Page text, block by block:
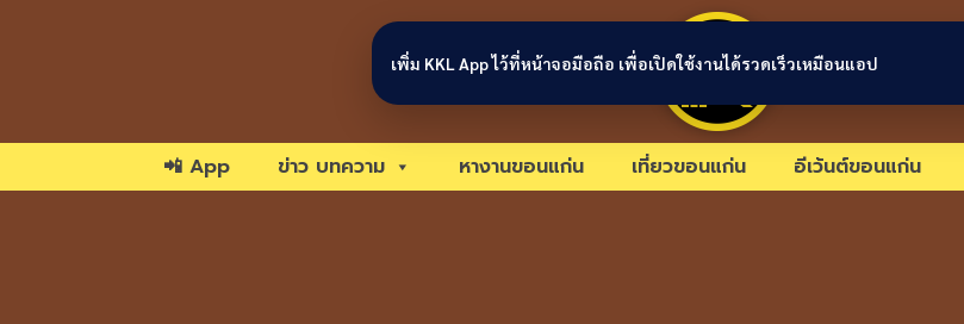
ขอนแก่นลิงก์
📲 App ข่าว บทความ หางานขอนแก่น เที่ยวขอนแก่น อีเว้นต์ขอนแก่น
เพิ่ม KKL App ไว้ที่หน้าจอมือถือ เพื่อเปิดใช้งานได้รวดเร็วเหมือนแอป